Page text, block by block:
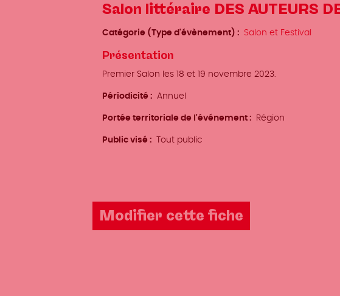
Salon littéraire DES AUTEURS
Catégorie (Type d'évènement) Salon et Festival
Présentation
Premier Salon les 18 et 19 novembre 2023.
Périodicité Annuel
Portée territoriale de l'événement Région
Public visé Tout public
Modifier cette fiche